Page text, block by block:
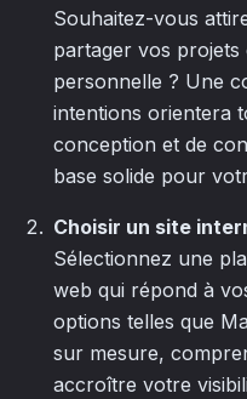
Souhaitez-vous
partager vos
personnelle ? Une
intentions orientera
conception et de
base solide pour
Choisir un site
Sélectionnez une
web qui répond à
options telles que
sur mesure,
accroître votre